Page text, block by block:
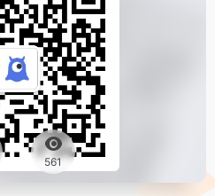
561